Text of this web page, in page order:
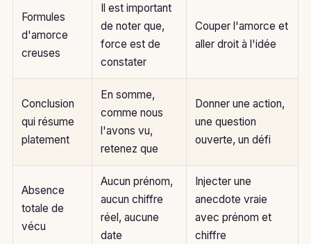
Formules
d'amorce
creuses
Il est important
de noter que,
force est de
constater
Couper l'amorce et
aller droit à l'idée
Conclusion
qui résume
platement
En somme,
comme nous
l'avons vu,
retenez que
Donner une action,
une question
ouverte, un défi
Absence
totale de
vécu
Aucun prénom,
aucun chiffre
réel, aucune
date
Injecter une
anecdote vraie
avec prénom et
chiffre